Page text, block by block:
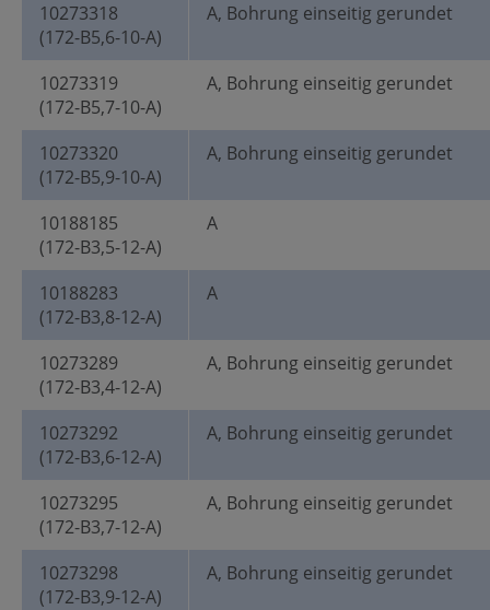
10273318
(172-B5,6-10-A)
A, Bohrung einseitig gerundet
10273319
(172-B5,7-10-A)
A, Bohrung einseitig gerundet
10273320
(172-B5,9-10-A)
A, Bohrung einseitig gerundet
10188185
(172-B3,5-12-A)
A
10188283
(172-B3,8-12-A)
A
10273289
(172-B3,4-12-A)
A, Bohrung einseitig gerundet
10273292
(172-B3,6-12-A)
A, Bohrung einseitig gerundet
10273295
(172-B3,7-12-A)
A, Bohrung einseitig gerundet
10273298
(172-B3,9-12-A)
A, Bohrung einseitig gerundet